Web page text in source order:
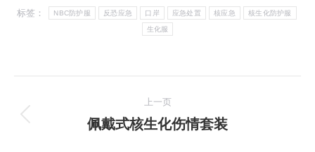
标签： NBC防护服 反恐应急 口岸 应急处置 核应急 核生化防护服
生化服
章
上一页
上
佩戴式核生化伤情套装